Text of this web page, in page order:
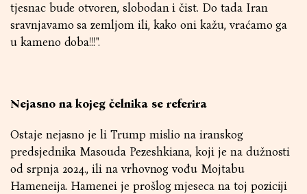
tjesnac bude otvoren, slobodan i čist. Do tada Iran
sravnjavamo sa zemljom ili, kako oni kažu, vraćamo ga
u kameno doba!!!".
Nejasno na kojeg čelnika se referira
Ostaje nejasno je li Trump mislio na iranskog
predsjednika Masouda Pezeshkiana, koji je na dužnosti
od srpnja 2024., ili na vrhovnog vođu Mojtabu
Hameneija. Hamenei je prošlog mjeseca na toj poziciji